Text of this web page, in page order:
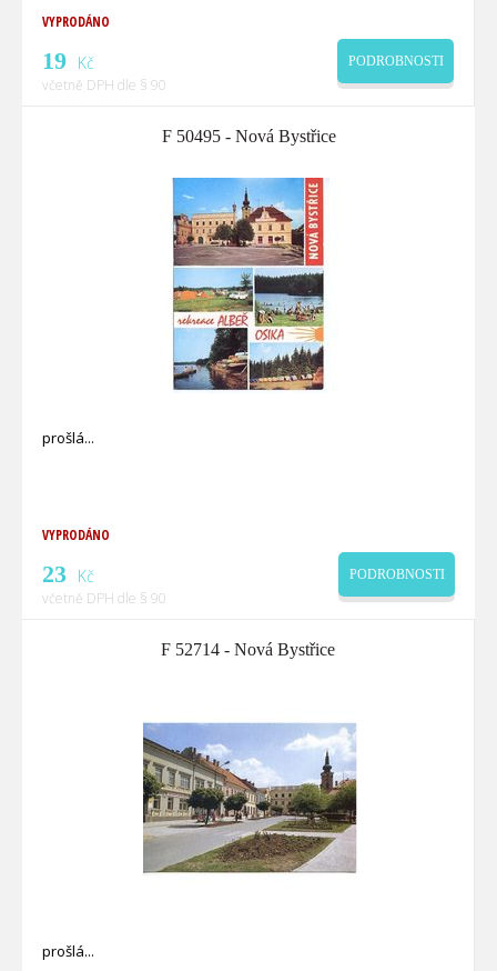
VYPRODÁNO
19 Kč
včetně DPH dle § 90
PODROBNOSTI
F 50495 - Nová Bystřice
prošlá
VYPRODÁNO
23 Kč
včetně DPH dle § 90
PODROBNOSTI
F 52714 - Nová Bystřice
prošlá